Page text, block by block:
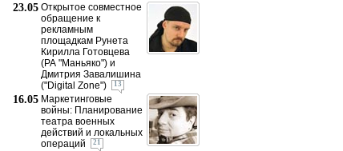
23.05 Открытое совместное
обращение к
рекламным
площадкам Рунета
Кирилла Готовцева
(РА "Маньяко") и
Дмитрия Завалишина
("Digital Zone")
13
16.05 Маркетинговые
войны: Планирование
театра военных
действий и локальных
операций
21